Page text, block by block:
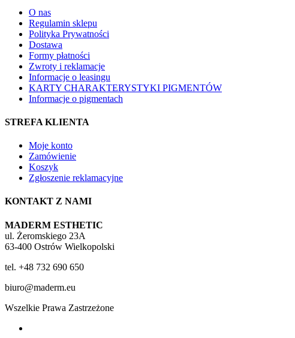
O nas
Regulamin sklepu
Polityka Prywatności
Dostawa
Formy płatności
Zwroty i reklamacje
Informacje o leasingu
KARTY CHARAKTERYSTYKI PIGMENTÓW
Informacje o pigmentach
STREFA KLIENTA
Moje konto
Zamówienie
Koszyk
Zgłoszenie reklamacyjne
KONTAKT Z NAMI
MADERM ESTHETIC
ul. Żeromskiego 23A
63-400 Ostrów Wielkopolski
tel. +48 732 690 650
biuro@maderm.eu
Wszelkie Prawa Zastrzeżone